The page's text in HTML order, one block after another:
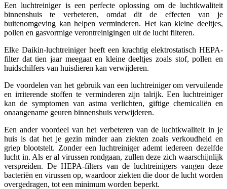
Een luchtreiniger is een perfecte oplossing om de luchtkwaliteit
binnenshuis te verbeteren, omdat dit de effecten van je
buitenomgeving kan helpen verminderen. Het kan kleine deeltjes,
pollen en gasvormige verontreinigingen uit de lucht filteren.
Elke Daikin-luchtreiniger heeft een krachtig elektrostatisch HEPA-
filter dat tien jaar meegaat en kleine deeltjes zoals stof, pollen en
huidschilfers van huisdieren kan verwijderen.
De voordelen van het gebruik van een luchtreiniger om vervuilende
en irriterende stoffen te verminderen zijn talrijk. Een luchtreiniger
kan de symptomen van astma verlichten, giftige chemicaliën en
onaangename geuren binnenshuis verwijderen.
Een ander voordeel van het verbeteren van de luchtkwaliteit in je
huis is dat het je gezin minder aan ziekten zoals verkoudheid en
griep blootstelt. Zonder een luchtreiniger ademt iedereen dezelfde
lucht in. Als er al virussen rondgaan, zullen deze zich waarschijnlijk
verspreiden. De HEPA-filters van de luchtreinigers vangen deze
bacteriën en virussen op, waardoor ziekten die door de lucht worden
overgedragen, tot een minimum worden beperkt.